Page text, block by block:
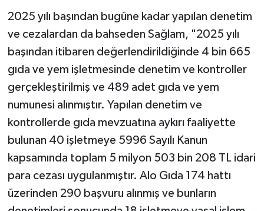
2025 yılı başından bugüne kadar yapılan denetim
ve cezalardan da bahseden Sağlam, "2025 yılı
başından itibaren değerlendirildiğinde 4 bin 665
gıda ve yem işletmesinde denetim ve kontroller
gerçekleştirilmiş ve 489 adet gıda ve yem
numunesi alınmıştır. Yapılan denetim ve
kontrollerde gıda mevzuatına aykırı faaliyette
bulunan 40 işletmeye 5996 Sayılı Kanun
kapsamında toplam 5 milyon 503 bin 208 TL idari
para cezası uygulanmıştır. Alo Gıda 174 hattı
üzerinden 290 başvuru alınmış ve bunların